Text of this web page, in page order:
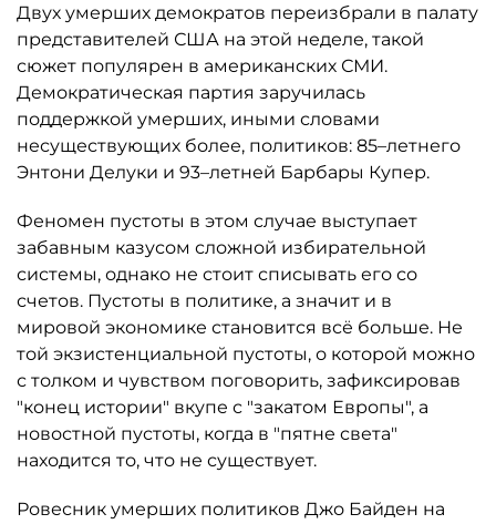
Двух умерших демократов переизбрали в палату
представителей США на этой неделе, такой
сюжет популярен в американских СМИ.
Демократическая партия заручилась
поддержкой умерших, иными словами
несуществующих более, политиков: 85–летнего
Энтони Делуки и 93–летней Барбары Купер.
Феномен пустоты в этом случае выступает
забавным казусом сложной избирательной
системы, однако не стоит списывать его со
счетов. Пустоты в политике, а значит и в
мировой экономике становится всё больше. Не
той экзистенциальной пустоты, о которой можно
с толком и чувством поговорить, зафиксировав
"конец истории" вкупе с "закатом Европы", а
новостной пустоты, когда в "пятне света"
находится то, что не существует.
Ровесник умерших политиков Джо Байден на